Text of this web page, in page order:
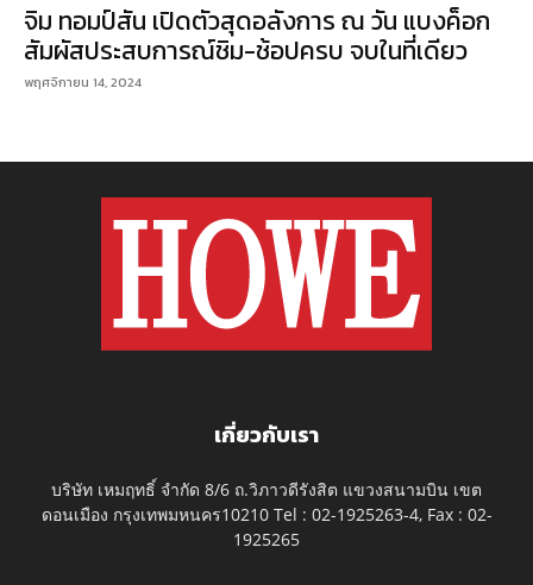
จิม ทอมป์สัน เปิดตัวสุดอลังการ ณ วัน แบงค็อก
สัมผัสประสบการณ์ชิม-ช้อปครบ จบในที่เดียว
พฤศจิกายน 14, 2024
เกี่ยวกับเรา
บริษัท เหมฤทธิ์ จำกัด 8/6 ถ.วิภาวดีรังสิต แขวงสนามบิน เขต
ดอนเมือง กรุงเทพมหนคร10210 Tel : 02-1925263-4, Fax : 02-
1925265